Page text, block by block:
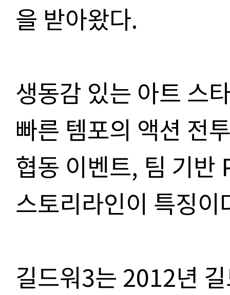
을 받아왔다.
생동감 있는 아트 스
빠른 템포의 액션 전
협동 이벤트, 팀 기반
스토리라인이 특징이
길드워3는 2012년